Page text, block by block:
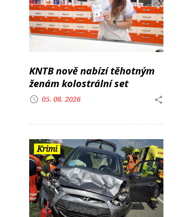
KNTB nově nabízí těhotným
ženám kolostrální set
05. 08. 2026
Krimi